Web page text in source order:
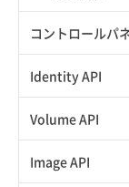
APIでAPIサブユー
APIでVPSにISOイ
APIでVPSを作成する
コントロールパ
APIユーザーを作成
API情報を確認する
Identity API
Credential一覧取得
Credential作成
Volume API
スナップショット一
Image API